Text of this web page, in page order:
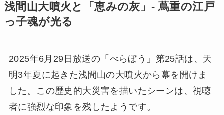
浅間山大噴火と「恵みの灰」- 蔦重の江戸
っ子魂が光る
2025年6月29日放送の「べらぼう」第25話は、天
明3年夏に起きた浅間山の大噴火から幕を開けま
した。この歴史的大災害を描いたシーンは、視聴
者に強烈な印象を残したようです。